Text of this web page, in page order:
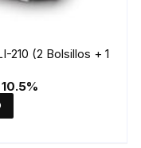
210 (2 Bolsillos + 1